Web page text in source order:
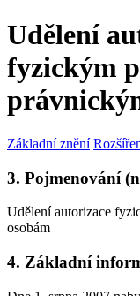
Udělení
fyzickým
Základní znění
3. Pojmenování
Udělení autorizace
osobám
4. Základní